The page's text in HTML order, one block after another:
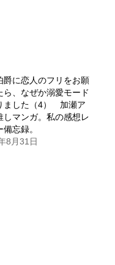
爵に恋人のフリをお願
ら、なぜか溺愛モード
ました（4） 加瀬ア
マンガ。私の感想レ
備忘録。
8月31日